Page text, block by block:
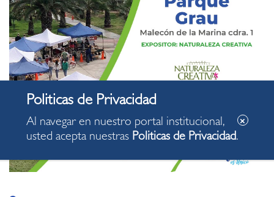
Al navegar en nuestro portal institucional,
usted acepta nuestras Politicas de Privacidad.